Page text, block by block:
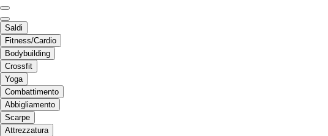
Saldi
Fitness/Cardio
Bodybuilding
Crossfit
Yoga
Combattimento
Abbigliamento
Scarpe
Attrezzatura